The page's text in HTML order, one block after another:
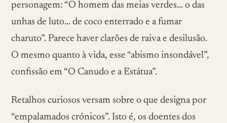
personagem: “O homem das meias verdes… o das
unhas de luto… de coco enterrado e a fumar
charuto”. Parece haver clarões de raiva e desilusão.
O mesmo quanto à vida, esse “abismo insondável”,
confissão em “O Canudo e a Estátua”.
Retalhos curiosos versam sobre o que designa por
“empalamados crónicos”. Isto é, os doentes dos